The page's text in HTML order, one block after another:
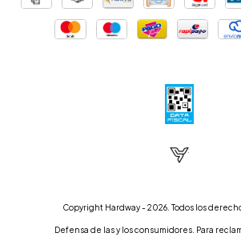
Copyright Hardway - 2026. Todos los
Defensa de las y los consumidores. Para